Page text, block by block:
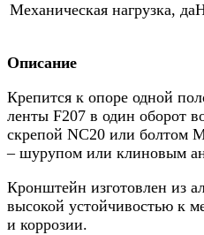
Механическая нагрузка,
Описание
Крепится к опоре одной
ленты F207 в один оборот
скрепой NC20 или болтом
– шурупом или клиновым
Кронштейн изготовлен из
высокой устойчивостью к
и коррозии.